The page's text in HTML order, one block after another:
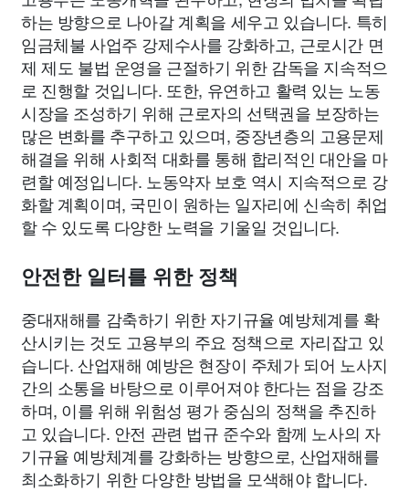
하는 방향으로 나아갈 계획을 세우고 있습니다. 특히
임금체불 사업주 강제수사를 강화하고, 근로시간 면
제 제도 불법 운영을 근절하기 위한 감독을 지속적으
로 진행할 것입니다. 또한, 유연하고 활력 있는 노동
시장을 조성하기 위해 근로자의 선택권을 보장하는
많은 변화를 추구하고 있으며, 중장년층의 고용문제
해결을 위해 사회적 대화를 통해 합리적인 대안을 마
련할 예정입니다. 노동약자 보호 역시 지속적으로 강
화할 계획이며, 국민이 원하는 일자리에 신속히 취업
할 수 있도록 다양한 노력을 기울일 것입니다.
안전한 일터를 위한 정책
중대재해를 감축하기 위한 자기규율 예방체계를 확
산시키는 것도 고용부의 주요 정책으로 자리잡고 있
습니다. 산업재해 예방은 현장이 주체가 되어 노사지
간의 소통을 바탕으로 이루어져야 한다는 점을 강조
하며, 이를 위해 위험성 평가 중심의 정책을 추진하
고 있습니다. 안전 관련 법규 준수와 함께 노사의 자
기규율 예방체계를 강화하는 방향으로, 산업재해를
최소화하기 위한 다양한 방법을 모색해야 합니다.